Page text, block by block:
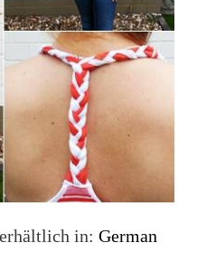
in: German